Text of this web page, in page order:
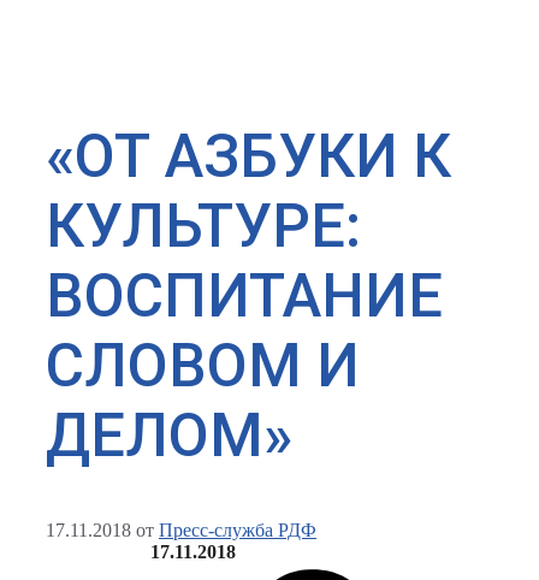
«ОТ АЗБУКИ К
КУЛЬТУРЕ:
ВОСПИТАНИЕ
СЛОВОМ И
ДЕЛОМ»
17.11.2018 от Пресс-служба РДФ
17.11.2018